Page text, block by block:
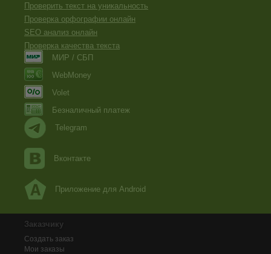
Проверить текст на уникальность
Проверка орфографии онлайн
SEO анализ онлайн
Проверка качества текста
МИР / СБП
WebMoney
Volet
Безналичный платеж
Telegram
Вконтакте
Приложение для Android
Заказчику
Создать заказ
Мои заказы